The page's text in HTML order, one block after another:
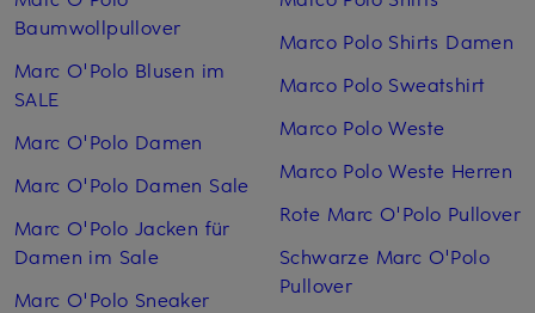
Baumwollpullover
Marc O'Polo Blusen im
SALE
Marc O'Polo Damen
Marc O'Polo Damen Sale
Marc O'Polo Jacken für
Damen im Sale
Marc O'Polo Sneaker
Marco Polo Shirts Damen
Marco Polo Sweatshirt
Marco Polo Weste
Marco Polo Weste Herren
Rote Marc O'Polo Pullover
Schwarze Marc O'Polo
Pullover